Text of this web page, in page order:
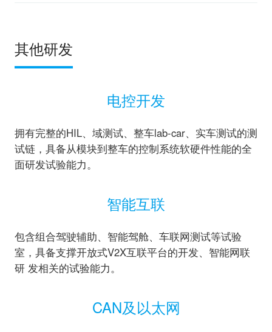
其他研发
电控开发
拥有完整的HIL、域测试、整车lab-car、实车测试的测
试链，具备从模块到整车的控制系统软硬件性能的全
面研发试验能力。
智能互联
包含组合驾驶辅助、智能驾舱、车联网测试等试验
室，具备支撑开放式V2X互联平台的开发、智能网联
研 发相关的试验能力。
CAN及以太网